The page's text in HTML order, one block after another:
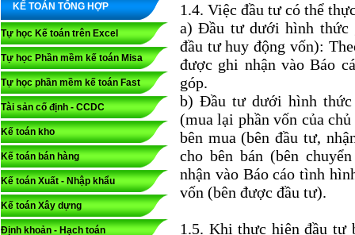
KẾ TOÁN TỔNG HỢP
Tự học Kế toán trên Excel
Tự học Phần mềm kế toán Misa
Tự học phần mềm kế toán Fast
Tài sản cố định - CCDC
Kế toán kho
Kế toán bán hàng
Kế toán Xuất - Nhập khẩu
Kế toán Xây dựng
Định khoản - Hạch toán
1.4. Việc đầu tư có thể
a) Đầu tư dưới hình thức
đầu tư huy động vốn):
được ghi nhận vào Báo
góp.
b) Đầu tư dưới hình
(mua lại phần vốn của
bên mua (bên đầu tư,
cho bên bán (bên
nhận vào Báo cáo tình
vốn (bên được đầu tư).
1.5. Khi thực hiện đầu tư